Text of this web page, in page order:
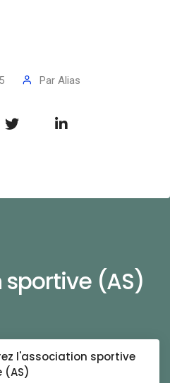
Par Alias
(AS)
l'association sportive
(AS)